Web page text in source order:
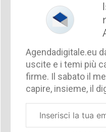
Agendadigitale.eu
uscite e i temi più
firme. Il sabato il
capire, insieme, il
aziendale